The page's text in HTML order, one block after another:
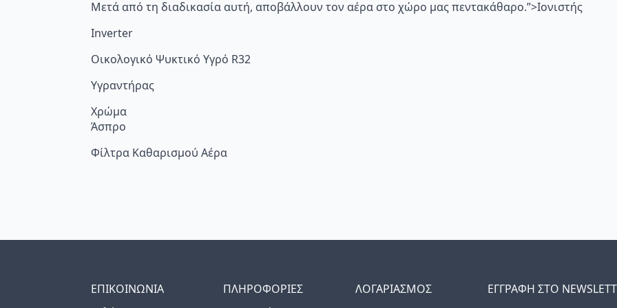
Μετά από τη διαδικασία αυτή, αποβάλλουν τον αέρα στο χώρο μας πεντακάθαρο.”>Ιονιστής
Inverter
Οικολογικό Ψυκτικό Υγρό R32
Υγραντήρας
Χρώμα
Άσπρο
Φίλτρα Καθαρισμού Αέρα
ΕΠΙΚΟΙΝΩΝΙΑ
ΠΛΗΡΟΦΟΡΙΕΣ
ΛΟΓΑΡΙΑΣΜΟΣ
ΕΓΓΡΑΦΗ ΣΤΟ